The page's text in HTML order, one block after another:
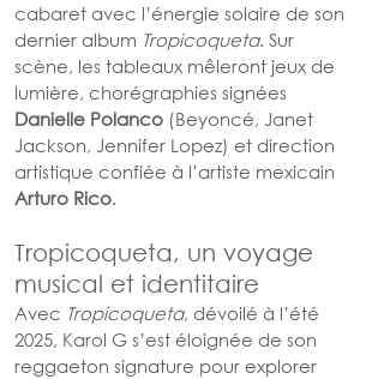
cabaret avec l’énergie solaire de son
dernier album Tropicoqueta. Sur
scène, les tableaux mêleront jeux de
lumière, chorégraphies signées
Danielle Polanco (Beyoncé, Janet
Jackson, Jennifer Lopez) et direction
artistique confiée à l’artiste mexicain
Arturo Rico.
Tropicoqueta, un voyage
musical et identitaire
Avec Tropicoqueta, dévoilé à l’été
2025, Karol G s’est éloignée de son
reggaeton signature pour explorer